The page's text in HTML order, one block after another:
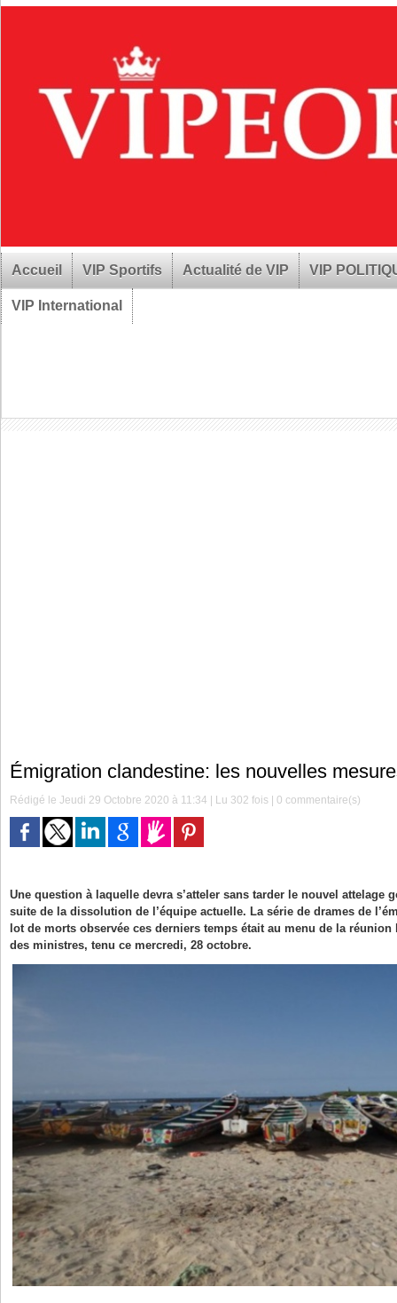
Accueil VIP Sportifs Actualité de VIP VIP
VIP International
Émigration clandestine: les nouvelles
Rédigé le Jeudi 29 Octobre 2020 à 11:34 | Lu 302 fois |0 commentaire(s)
Une question à laquelle devra s’atteler sans tarder le nouvel attelage
suite de la dissolution de l’équipe actuelle. La série de drames de
lot de morts observée ces derniers temps était au menu de la
des ministres, tenu ce mercredi, 28 octobre.